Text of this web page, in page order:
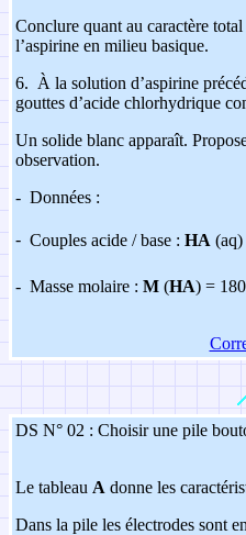
Conclure quant au caractère
l’aspirine en milieu basique.
6. À la solution d’aspirine
gouttes d’acide chlorhydrique
Un solide blanc apparaît.
observation.
- Données :
- Couples acide / base : HA
- Masse molaire : M (HA) =
DS N° 02 : Choisir une pile
Le tableau A donne les
Dans la pile les électrodes sont